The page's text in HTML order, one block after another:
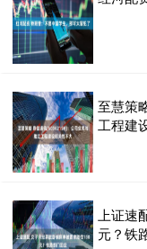
至慧策
工程建
上证速
元？铁